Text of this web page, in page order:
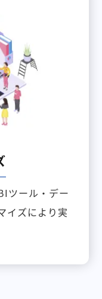
ツール・デー
イズにより実